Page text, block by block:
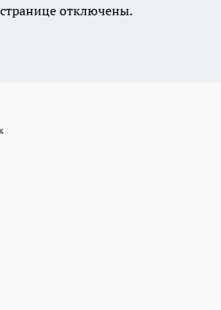
отключены.